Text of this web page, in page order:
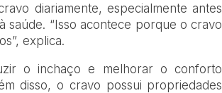
diariamente, especialmente antes
“Isso acontece porque o cravo
explica.
o inchaço e melhorar o conforto
disso, o cravo possui propriedades